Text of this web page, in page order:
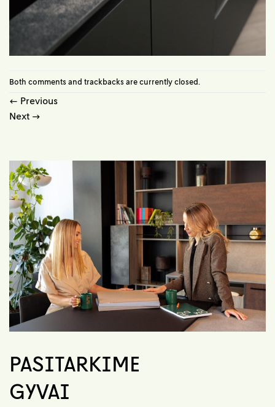
Both comments and trackbacks are currently closed.
← Previous
Next →
PASITARKIME
GYVAI